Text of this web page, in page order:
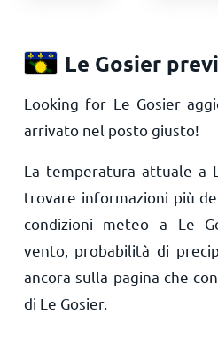
Le Gosier
Looking for Le Gosier
arrivato nel posto giusto!
La temperatura attuale a
trovare informazioni più
condizioni meteo a Le
vento, probabilità di
ancora sulla pagina che
di Le Gosier.